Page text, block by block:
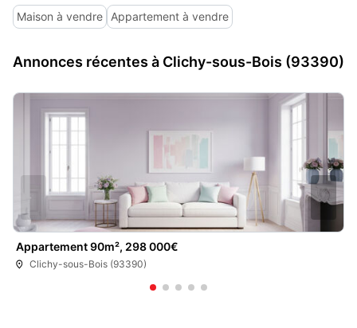
Maison à vendre Appartement à vendre
Annonces récentes à Clichy-sous-Bois (93390)
Appartement 90m², 298 000€
Clichy-sous-Bois (93390)